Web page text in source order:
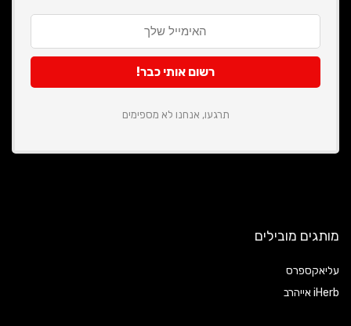
תרגעו, אנחנו לא מספימים
מותגים מובילים
עליאקספרס
iHerb אייהרב